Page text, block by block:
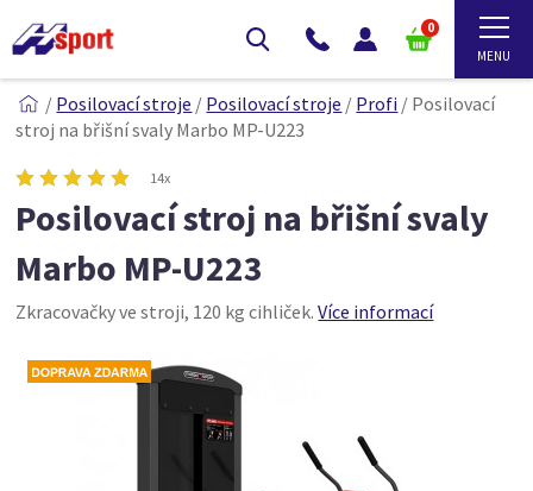
0
/ Posilovací stroje / Posilovací stroje / Profi / Posilovací
stroj na břišní svaly Marbo MP-U223
14x
Posilovací stroj na břišní svaly
Marbo MP-U223
Zkracovačky ve stroji, 120 kg cihliček.Více informací